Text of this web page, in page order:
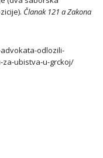
Članak 121 a Zakona
odlozili-
ubistva-u-grckoj/